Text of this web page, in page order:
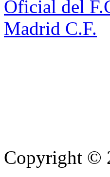
Oficial del
Madrid C.F.
Copyright ©